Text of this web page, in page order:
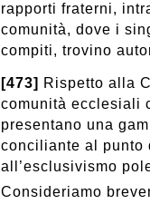
rapporti fraterni,
comunità, dove i
compiti, trovino
[473] Rispetto alla
comunità ecclesiali
presentano una
conciliante al punto
all’esclusivismo
Consideriamo